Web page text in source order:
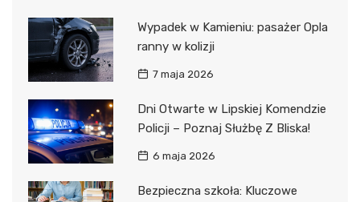
Wypadek w Kamieniu: pasażer Opla
ranny w kolizji
7 maja 2026
Dni Otwarte w Lipskiej Komendzie
Policji – Poznaj Służbę Z Bliska!
6 maja 2026
Bezpieczna szkoła: Kluczowe